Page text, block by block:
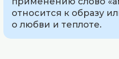
относится к образу
о любви и теплоте.